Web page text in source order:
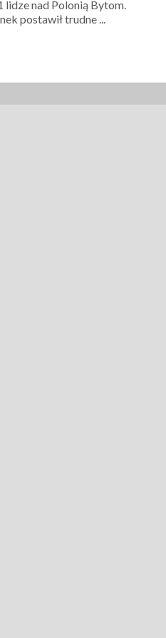
lidze nad Polonią Bytom.
postawił trudne ...